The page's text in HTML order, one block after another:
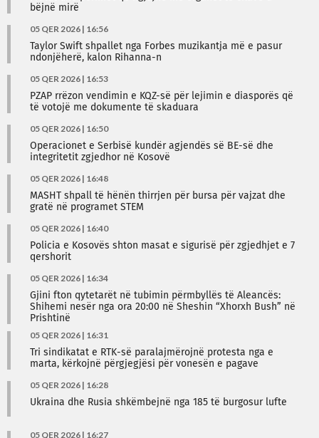
bëjnë mirë
05 QER 2026 | 16:56
Taylor Swift shpallet nga Forbes muzikantja më e pasur
ndonjëherë, kalon Rihanna-n
05 QER 2026 | 16:53
PZAP rrëzon vendimin e KQZ-së për lejimin e diasporës që
të votojë me dokumente të skaduara
05 QER 2026 | 16:50
Operacionet e Serbisë kundër agjendës së BE-së dhe
integritetit zgjedhor në Kosovë
05 QER 2026 | 16:48
MASHT shpall të hënën thirrjen për bursa për vajzat dhe
gratë në programet STEM
05 QER 2026 | 16:40
Policia e Kosovës shton masat e sigurisë për zgjedhjet e 7
qershorit
05 QER 2026 | 16:34
Gjini fton qytetarët në tubimin përmbyllës të Aleancës:
Shihemi nesër nga ora 20:00 në Sheshin “Xhorxh Bush” në
Prishtinë
05 QER 2026 | 16:31
Tri sindikatat e RTK-së paralajmërojnë protesta nga e
marta, kërkojnë përgjegjësi për vonesën e pagave
05 QER 2026 | 16:28
Ukraina dhe Rusia shkëmbejnë nga 185 të burgosur lufte
05 QER 2026 | 16:27